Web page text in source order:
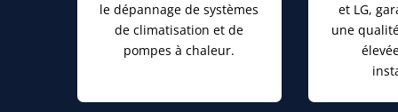
le dépannage de systèmes
de climatisation et de
pompes à chaleur.
et LG,
une